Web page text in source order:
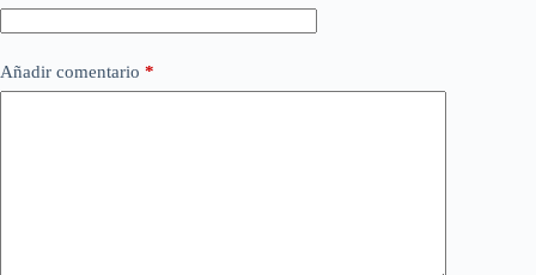
Añadir comentario *